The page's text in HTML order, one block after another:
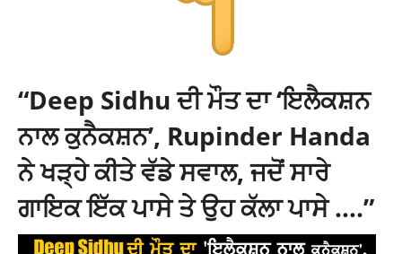
“Deep Sidhu ਦੀ ਮੌਤ ਦਾ ‘ਇਲੈਕਸ਼ਨ
ਨਾਲ ਕੁਨੈਕਸ਼ਨ’, Rupinder Handa
ਨੇ ਖੜ੍ਹੇ ਕੀਤੇ ਵੱਡੇ ਸਵਾਲ, ਜਦੋਂ ਸਾਰੇ
ਗਾਇਕ ਇੱਕ ਪਾਸੇ ਤੇ ਉਹ ਕੱਲਾ ਪਾਸੇ ….”